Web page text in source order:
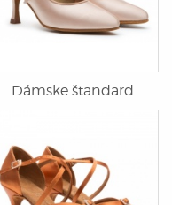
Dámske štandard